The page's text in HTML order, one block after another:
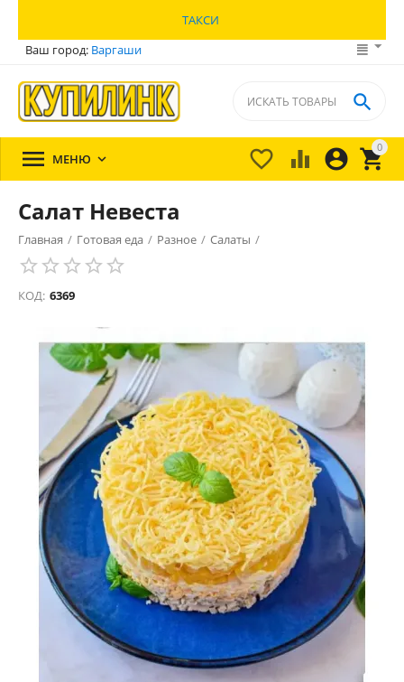
ТАКСИ
Ваш город: Варгаши
0


 

 МЕНЮ 
Салат Невеста
Главная / Готовая еда / Разное / Салаты /
КОД: 6369